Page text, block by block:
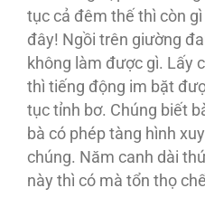
tục cả đêm thế thì còn
đây! Ngồi trên giường
không làm được gì. Lấy
thì tiếng động im bặt
tục tỉnh bơ. Chúng biết
bà có phép tàng hình
chúng. Năm canh dài
này thì có mà tổn thọ